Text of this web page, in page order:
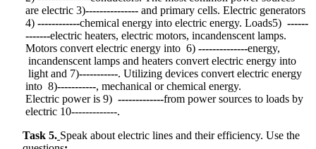
are electric 3)---------------and primary cells. Electric generators
4)------------chemical energy into electric energy. Loads5)------
-------electric heaters, electric motors, incandenscent lamps.
Motors convert electric energy into 6)--------------energy,
incandenscent lamps and heaters convert electric energy into
light and 7)-----------. Utilizing devices convert electric energy
into 8)-----------, mechanical or chemical energy.
Electric power is 9)-------------from power sources to loads by
electric 10-------------.
Task 5. Speak about electric lines and their efficiency. Use the